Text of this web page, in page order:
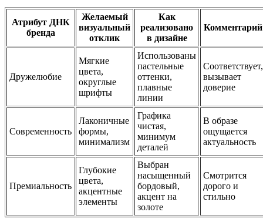
Атрибут ДНК
бренда
Желаемый
визуальный
отклик
Как
реализовано
в дизайне
Комментарий
Дружелюбие
Мягкие
цвета,
округлые
шрифты
Использованы
пастельные
оттенки,
плавные
линии
Соответствует,
вызывает
доверие
Современность
Лаконичные
формы,
минимализм
Графика
чистая,
минимум
деталей
В образе
ощущается
актуальность
Премиальность
Глубокие
цвета,
акцентные
элементы
Выбран
насыщенный
бордовый,
акцент на
золоте
Смотрится
дорого и
стильно